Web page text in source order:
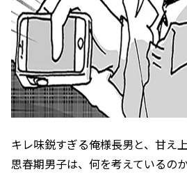
キレ味鋭すぎる俺様長男と、甘え
思春期男子は、何を考えているの